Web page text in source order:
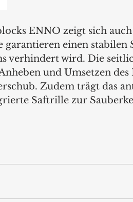
ENNO zeigt sich
einen stabilen
verhindert wird. Die
und Umsetzen des
Zudem trägt das
Saftrille zur